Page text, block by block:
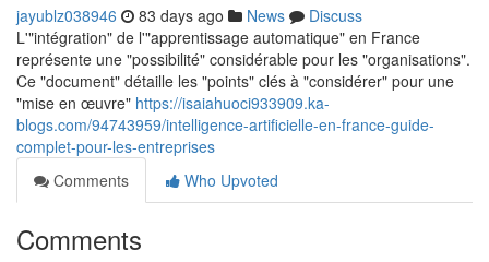
jayublz038946 83 days ago News
Discuss
L'"intégration" de l'"apprentissage automatique" en France
représente une "possibilité" considérable pour les "organisations".
Ce "document" détaille les "points" clés à "considérer" pour une
"mise en œuvre" https://isaiahuoci933909.ka-
blogs.com/94743959/intelligence-artificielle-en-france-guide-
complet-pour-les-entreprises
Comments
Who Upvoted
Comments